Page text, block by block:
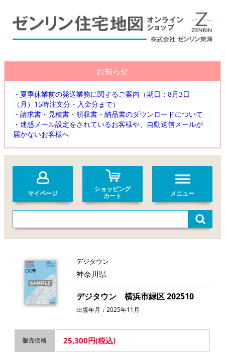
お知らせ
・夏季休業前の発送業務に関するご案内（期日：8月3日
（月）15時注文分・入金分まで）
・請求書・見積書・領収書・納品書のダウンロードについて
・迷惑メール設定をされているお客様や、自動送信メールが
届かないお客様へ
マイページ
ショッピング
カート
メニュー
デジタウン
神奈川県
デジタウン 横浜市緑区 202510
出版年月：2025年11月
販売価格 25,300円(税込)